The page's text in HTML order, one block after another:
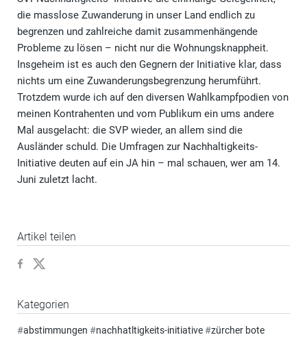
die masslose Zuwanderung in unser Land endlich zu
begrenzen und zahlreiche damit zusammenhängende
Probleme zu lösen – nicht nur die Wohnungsknappheit.
Insgeheim ist es auch den Gegnern der Initiative klar, dass
nichts um eine Zuwanderungsbegrenzung herumführt.
Trotzdem wurde ich auf den diversen Wahlkampfpodien von
meinen Kontrahenten und vom Publikum ein ums andere
Mal ausgelacht: die SVP wieder, an allem sind die
Ausländer schuld. Die Umfragen zur Nachhaltigkeits-
Initiative deuten auf ein JA hin – mal schauen, wer am 14.
Juni zuletzt lacht.
Artikel teilen
Kategorien
#abstimmungen #nachhatltigkeits-initiative#zürcher bote